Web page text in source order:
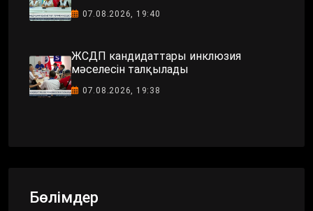
07.08.2026, 19:40
ЖСДП кандидаттары инклюзия
мәселесін талқылады
07.08.2026, 19:38
Бөлімдер